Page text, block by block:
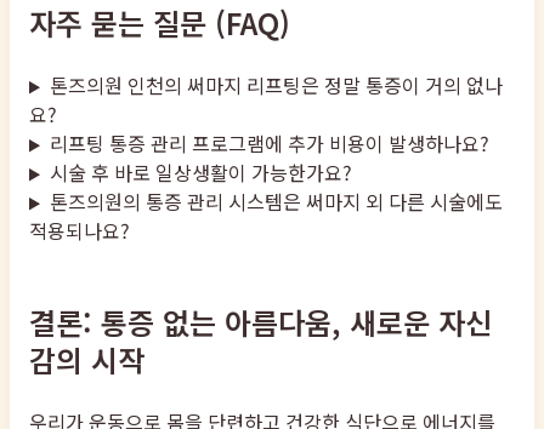
자주 묻는 질문 (FAQ)
톤즈의원 인천의 써마지 리프팅은 정말 통증이 거의 없나
요?
리프팅 통증 관리 프로그램에 추가 비용이 발생하나요?
시술 후 바로 일상생활이 가능한가요?
톤즈의원의 통증 관리 시스템은 써마지 외 다른 시술에도
적용되나요?
결론: 통증 없는 아름다움, 새로운 자신
감의 시작
우리가 운동으로 몸을 단련하고 건강한 식단으로 에너지를